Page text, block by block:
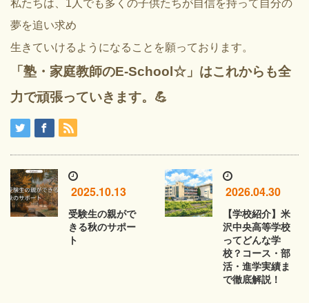
私たちは、1人でも多くの子供たちが自信を持って自分の
夢を追い求め
生きていけるようになることを願っております。
「塾・家庭教師のE-School☆」はこれからも全
力で頑張っていきます。💪
2025.10.13
受験生の親がで
きる秋のサポー
ト
2026.04.30
【学校紹介】米
沢中央高等学校
ってどんな学
校？コース・部
活・進学実績ま
で徹底解説！